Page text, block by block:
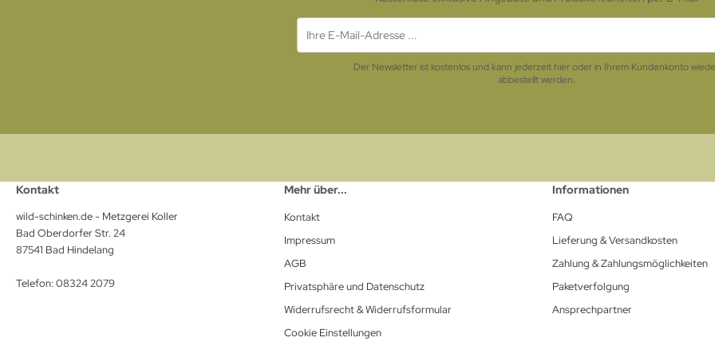
Der Newsletter ist kostenlos und kann jederzeit hier oder in Ihrem Kundenkonto
abbestellt werden.
Kontakt
wild-schinken.de - Metzgerei Koller
Bad Oberdorfer Str. 24
87541 Bad Hindelang
Telefon: 08324 2079
Mehr über...
Kontakt
Impressum
AGB
Privatsphäre und Datenschutz
Widerrufsrecht & Widerrufsformular
Cookie Einstellungen
Informationen
FAQ
Lieferung & Versandkosten
Zahlung & Zahlungsmöglichkeiten
Paketverfolgung
Ansprechpartner